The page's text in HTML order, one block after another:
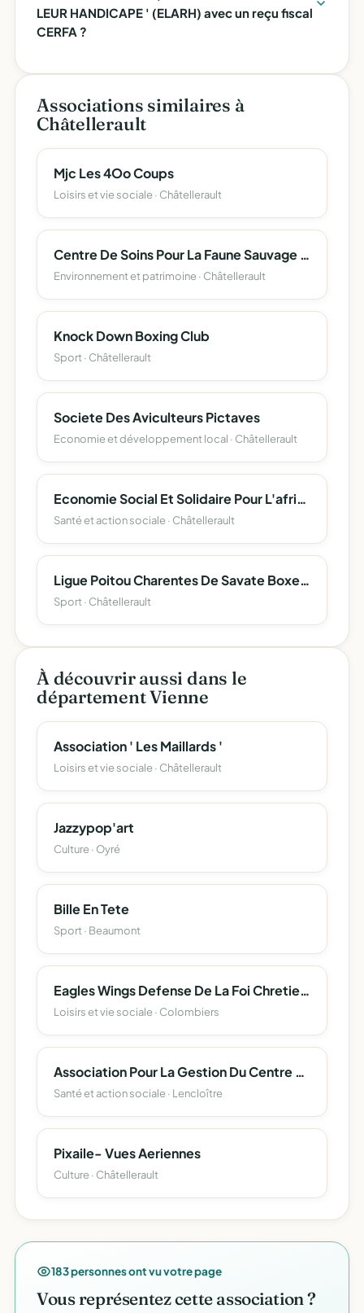
LEUR HANDICAPE ' (ELARH) avec un reçu fiscal
CERFA ?
Associations similaires à
Châtellerault
Mjc Les 4Oo Coups
Loisirs et vie sociale · Châtellerault
Centre De Soins Pour La Faune Sauvage Poitevine
Environnement et patrimoine · Châtellerault
Knock Down Boxing Club
Sport · Châtellerault
Societe Des Aviculteurs Pictaves
Economie et développement local · Châtellerault
Economie Social Et Solidaire Pour L'afrique Subsaharienne (Esspass)
Santé et action sociale · Châtellerault
Ligue Poitou Charentes De Savate Boxe Francaise Et Disciplines Associees
Sport · Châtellerault
À découvrir aussi dans le
département Vienne
Association ' Les Maillards '
Loisirs et vie sociale · Châtellerault
Jazzypop'art
Culture · Oyré
Bille En Tete
Sport · Beaumont
Eagles Wings Defense De La Foi Chretienne ( Ewdfc )
Loisirs et vie sociale · Colombiers
Association Pour La Gestion Du Centre De Soins Infirmiers De Lencloitre
Santé et action sociale · Lencloître
Pixaile- Vues Aeriennes
Culture · Châtellerault
183 personnes ont vu votre page
Vous représentez cette association ?